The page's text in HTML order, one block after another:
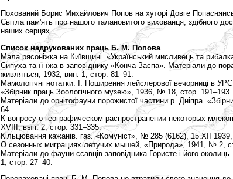
Похований Борис Михайлович Попов на хуторі Довге
Світла пам'ять про нашого талановитого вихованця, здібного
наших серцях.
Список надрукованих праць Б. М. Попова
Мала рясоніжка на Київщині. «Український мисливець та
Сипуха та її їжа в заповіднику «Конча-Заспа». Матеріали до
живляться, 1932, вип. 1, стор. 81–91.
Мамологічні нотатки. І. Поширення лейслерової вечорниці в
«Збірник праць Зоологічного музею», 1936, № 18, стор. 191–193.
Матеріали до орнітофауни порожистої частини р. Дніпра.
64.
К вопросу о географическом распространении некоторых
XVIII, вып. 2, стор. 331–335.
Кільцювання кажанів. газ. «Комуніст», № 285 (6162), 15.ХІІ 1939,
О сезонных миграциях летучих мышей, «Природа», 1941, № 2,
Матеріали до фауни ссавців заповідника Гористе і його
1, стор. 27–40.